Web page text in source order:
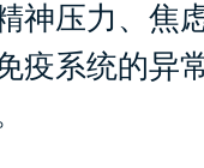
神压力、焦
疫系统的异